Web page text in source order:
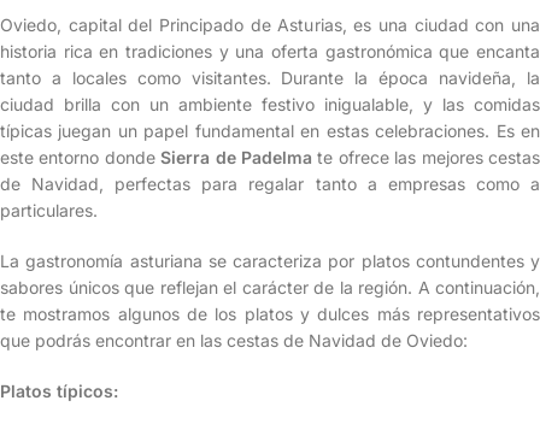
Oviedo, capital del Principado de Asturias, es una ciudad con una
historia rica en tradiciones y una oferta gastronómica que encanta
tanto a locales como visitantes. Durante la época navideña, la
ciudad brilla con un ambiente festivo inigualable, y las comidas
típicas juegan un papel fundamental en estas celebraciones. Es en
este entorno dondeSierra de Padelma te ofrece las mejores cestas
de Navidad, perfectas para regalar tanto a empresas como a
particulares.
La gastronomía asturiana se caracteriza por platos contundentes y
sabores únicos que reflejan el carácter de la región. A continuación,
te mostramos algunos de los platos y dulces más representativos
que podrás encontrar en las cestas de Navidad de Oviedo:
Platos típicos: